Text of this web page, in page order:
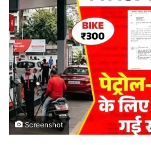
d
a
n
e
m
a
i
l
Screenshot